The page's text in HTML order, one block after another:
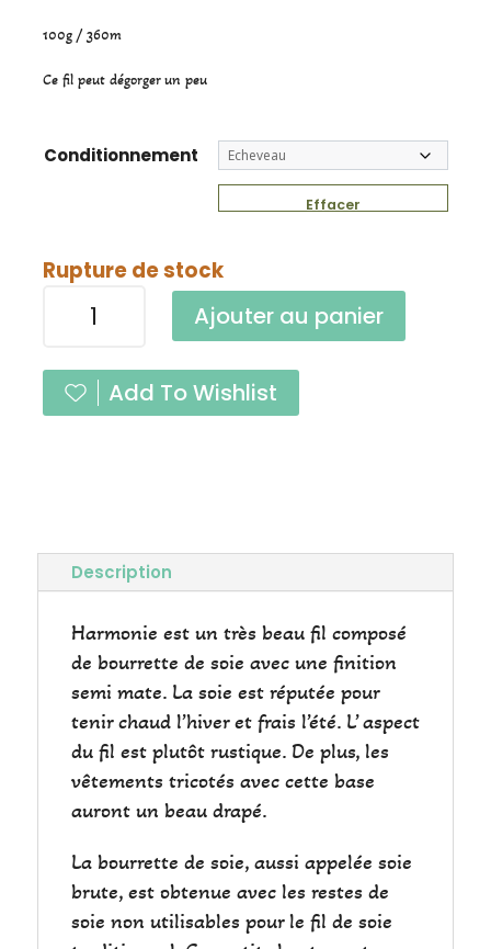
100g / 360m
Ce fil peut dégorger un peu
Conditionnement
Effacer
Rupture de stock
Curcuma
Ajouter au panier
Add To Wishlist
Description
Harmonie est un très beau fil composé
de bourrette de soie avec une finition
semi mate. La soie est réputée pour
tenir chaud l’hiver et frais l’été. L’ aspect
du fil est plutôt rustique. De plus, les
vêtements tricotés avec cette base
auront un beau drapé.
La bourrette de soie, aussi appelée soie
brute, est obtenue avec les restes de
soie non utilisables pour le fil de soie